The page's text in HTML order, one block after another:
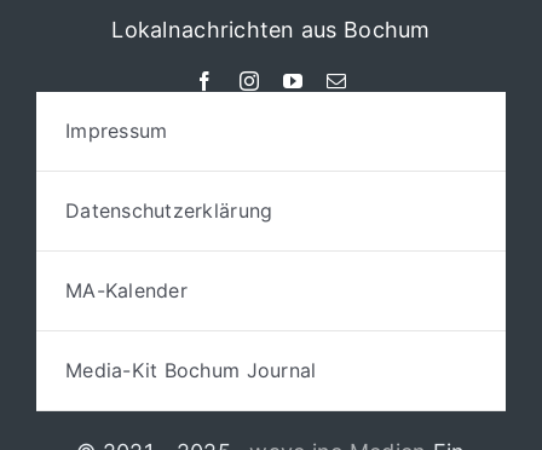
Lokalnachrichten aus Bochum
Impressum
Datenschutzerklärung
MA-Kalender
Media-Kit Bochum Journal